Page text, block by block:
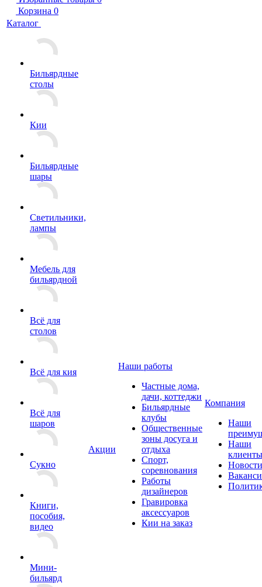
Корзина 0
Каталог
Бильярдные
столы
Кии
Бильярдные
шары
Светильники,
лампы
Мебель для
бильярдной
Всё для
столов
Всё для кия
Всё для
шаров
Сукно
Книги,
пособия,
видео
Мини-
бильярд
Акции
Наши работы
Частные дома,
дачи, коттеджи
Бильярдные
клубы
Общественные
зоны досуга и
отдыха
Спорт,
соревнования
Работы
дизайнеров
Гравировка
аксессуаров
Кии на заказ
Компания
Наши
Наши
клиенты
Новости